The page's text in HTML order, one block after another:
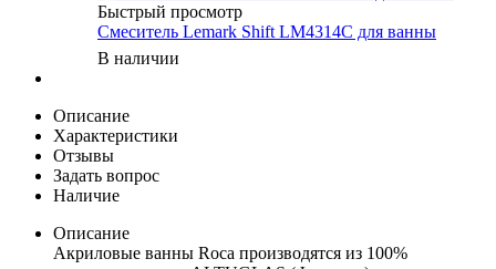
Быстрый просмотр
Смеситель Lemark Shift LM4314C для ванны
В наличии
Описание
Характеристики
Отзывы
Задать вопрос
Наличие
Описание
Акриловые ванны Roca производятся из 100%